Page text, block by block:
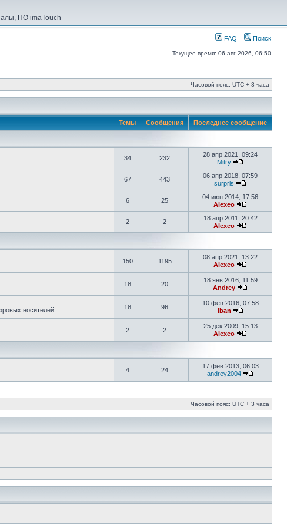
ПО imaTouch
FAQ Поиск
Текущее время: 06 авг 2026, 06:50
Часовой пояс: UTC + 3 часа
Темы Сообщения Последнее сообщение
34 232
28 апр 2021, 09:24
Mitry
67 443
06 апр 2018, 07:59
surpris
6 25
04 июн 2014, 17:56
Alexeo
2 2
18 апр 2011, 20:42
Alexeo
150 1195
08 апр 2021, 13:22
Alexeo
18 20
18 янв 2016, 11:59
Andrey
носителей 18 96
10 фев 2016, 07:58
Iban
2 2
25 дек 2009, 15:13
Alexeo
4 24
17 фев 2013, 06:03
andrey2004
Часовой пояс: UTC + 3 часа